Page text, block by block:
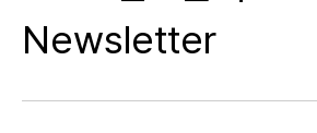
Newsletter